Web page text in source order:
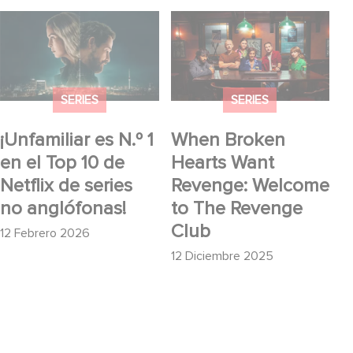
SERIES
¡Unfamiliar es N.º 1
en el Top 10 de
Netflix de series
no anglófonas!
12 Febrero 2026
¡Unfamiliar es N.º 1 en
el Top 10 de Netflix de
series no anglófonas!
SERIES
When Broken
Hearts Want
Revenge: Welcome
to The Revenge
Club
12 Diciembre 2025
When Broken Hearts
Want Revenge:
Welcome to The
Revenge Club